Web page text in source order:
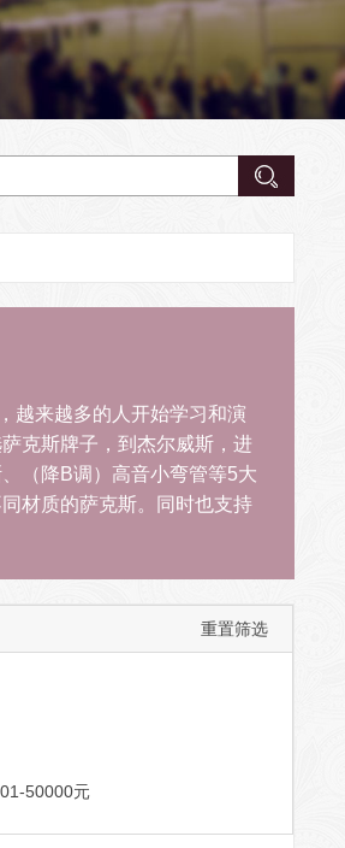
越来越多的人开始学习和演
克斯牌子，到杰尔威斯，进
（降B调）高音小弯管等5大
材质的萨克斯。同时也支持
重置筛选
50000元